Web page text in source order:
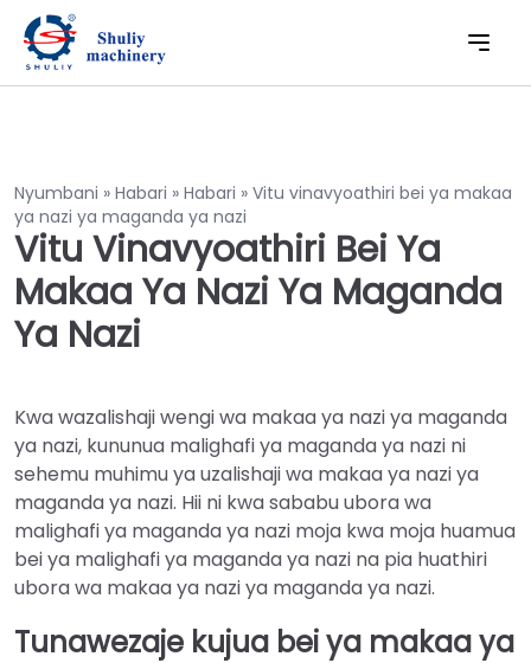
Nyumbani » Habari » Habari » Vitu vinavyoathiri bei ya makaa
ya nazi ya maganda ya nazi
Vitu Vinavyoathiri Bei Ya
Makaa Ya Nazi Ya Maganda
Ya Nazi
Kwa wazalishaji wengi wa makaa ya nazi ya maganda
ya nazi, kununua malighafi ya maganda ya nazi ni
sehemu muhimu ya uzalishaji wa makaa ya nazi ya
maganda ya nazi. Hii ni kwa sababu ubora wa
malighafi ya maganda ya nazi moja kwa moja huamua
bei ya malighafi ya maganda ya nazi na pia huathiri
ubora wa makaa ya nazi ya maganda ya nazi.
Tunawezaje kujua bei ya makaa ya